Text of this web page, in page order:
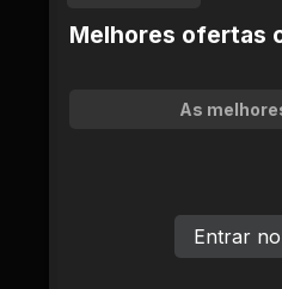
Melhores ofertas
As
Entrar